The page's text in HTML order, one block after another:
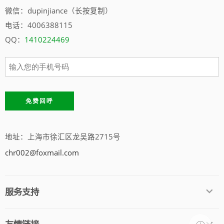
微信：dupinjiance（长按复制）
电话：4006388115
QQ： 1410224469
地址：上海市徐汇区龙吴路2715号
chr002@foxmail.com
服务支持